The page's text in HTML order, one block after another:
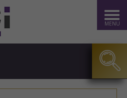
MENU